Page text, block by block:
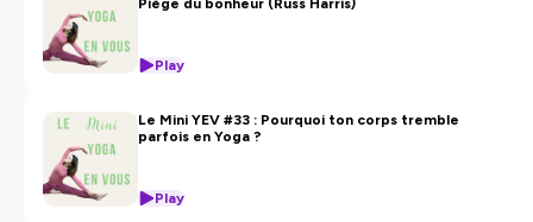
confidentialitepour plus d'informations.
Piège du bonheur (Russ Harris)
Play
Le Mini YEV #33 : Pourquoi ton corps tremble
parfois en Yoga ?
Play